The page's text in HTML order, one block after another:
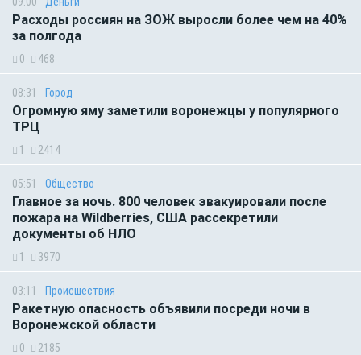
Расходы россиян на ЗОЖ выросли более чем на 40%
за полгода
0 468
08:31 Город
Огромную яму заметили воронежцы у популярного
ТРЦ
1 2414
05:51 Общество
Главное за ночь. 800 человек эвакуировали после
пожара на Wildberries, США рассекретили
документы об НЛО
1 3970
03:11 Происшествия
Ракетную опасность объявили посреди ночи в
Воронежской области
0 2185